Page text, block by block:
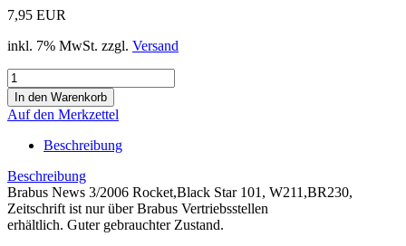
7,95 EUR
inkl. 7% MwSt. zzgl. Versand
Auf den Merkzettel
Beschreibung
Beschreibung
Brabus News 3/2006 Rocket,Black Star 101, W211,BR230,
Zeitschrift ist nur über Brabus Vertriebsstellen
erhältlich. Guter gebrauchter Zustand.